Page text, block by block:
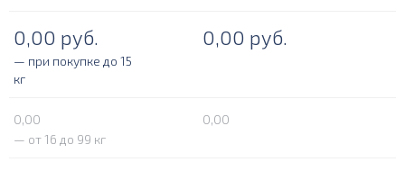
0,00 руб. 0,00 руб.
— при покупке до 15
кг
0,00
0,00
— от 16 до 99 кг